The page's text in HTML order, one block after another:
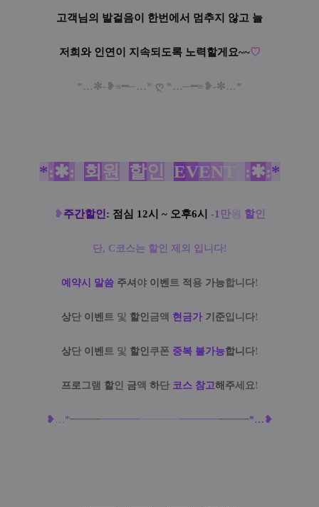
고객님의 발걸음이 한번에서 멈추지 않고 늘
저희와 인연이 지속되도록 노력할게요~~♡
*…✼-❥≡━─…* ღ *…─━≡❥-✼…*
*:✱: 회 원 할인 EVENT :✱:*
❥주간할인 : 점심 12시 ~ 오후6시 -1 만원 할인
단, C코스는 할인 제외 입니다!
예약시 말씀 주셔 야 이벤트 적 용 가능합니다!
상단 이벤트 및 할인금액 현금가 기준입니다!
상단 이벤트 및 할인쿠폰 중복 불가능합니 다!
프로그램 할인 금액 하단 코스 참고해주세요!
❥ … *━━━━━━━ ━━━━━━━*… ❥